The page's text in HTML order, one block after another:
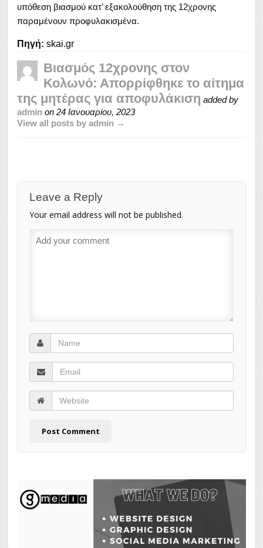
υπόθεση βιασμού κατ’ εξακολούθηση της 12χρονης
παραμένουν προφυλακισμένα.
Πηγή: skai.gr
Βιασμός 12χρονης στον
Κολωνό: Απορρίφθηκε το αίτημα
της μητέρας για αποφυλάκιση added by
admin on 24 Ιανουαρίου, 2023
View all posts by admin →
Leave a Reply
Your email address will not be published.